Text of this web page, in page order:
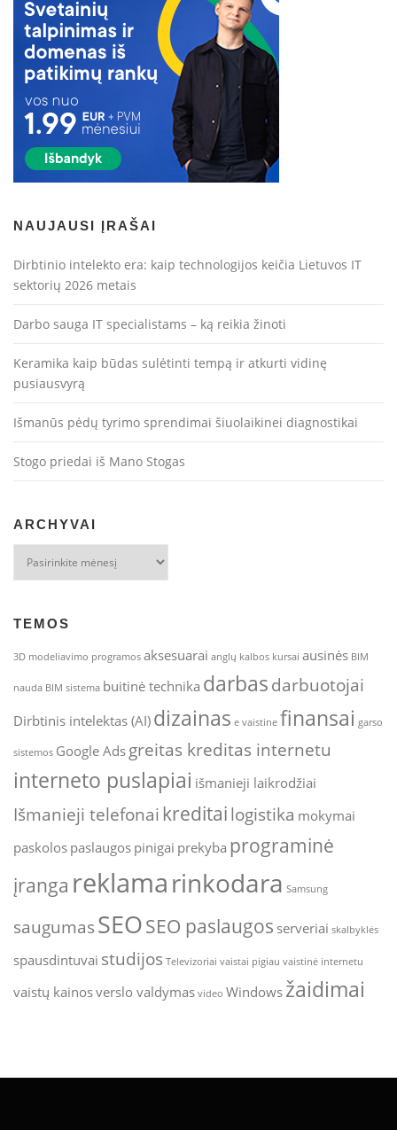
NAUJAUSI ĮRAŠAI
Dirbtinio intelekto era: kaip technologijos keičia Lietuvos IT
sektorių 2026 metais
Darbo sauga IT specialistams – ką reikia žinoti
Keramika kaip būdas sulėtinti tempą ir atkurti vidinę
pusiausvyrą
Išmanūs pėdų tyrimo sprendimai šiuolaikinei diagnostikai
Stogo priedai iš Mano Stogas
ARCHYVAI
TEMOS
3D modeliavimo programos aksesuarai anglų kalbos kursai ausinės BIM
nauda BIM sistema buitinė technika darbas darbuotojai
Dirbtinis intelektas (AI)dizainas e vaistine finansai garso
sistemos Google Adsgreitas kreditas internetu
interneto puslapiai išmanieji laikrodžiai
Išmanieji telefonai kreditai logistika mokymai
paskolospaslaugospinigai prekyba programinė
įranga reklamarinkodara Samsung
saugumas SEOSEO paslaugos serveriai skalbyklės
spausdintuvai studijos Televizoriai vaistai pigiau vaistinė internetu
vaistų kainosverslo valdymas video Windowsžaidimai